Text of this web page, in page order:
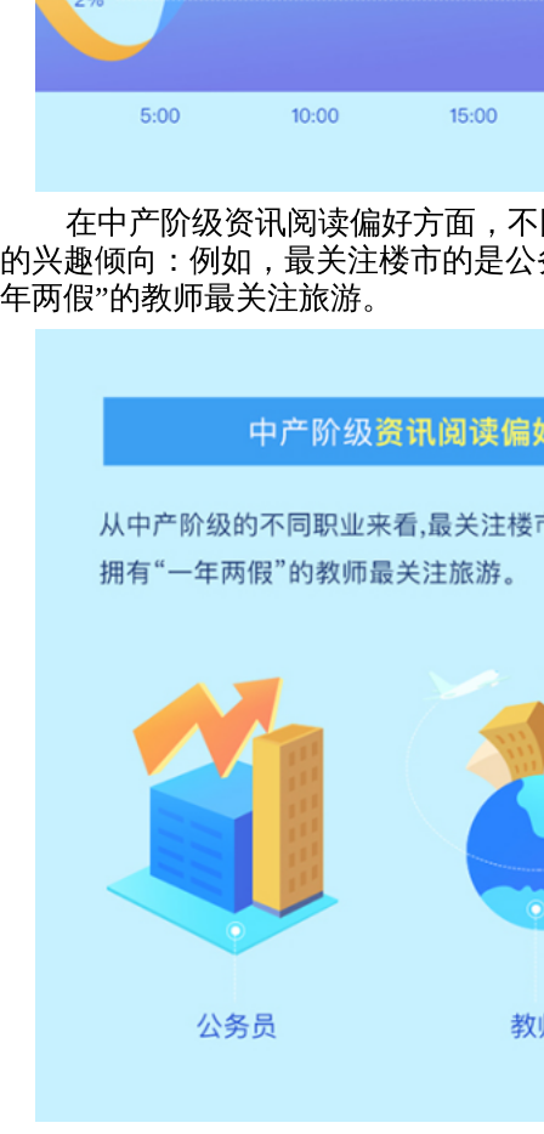
在中产阶级资讯阅读偏好方面，不
的兴趣倾向：例如，最关注楼市的是
年两假”的教师最关注旅游。